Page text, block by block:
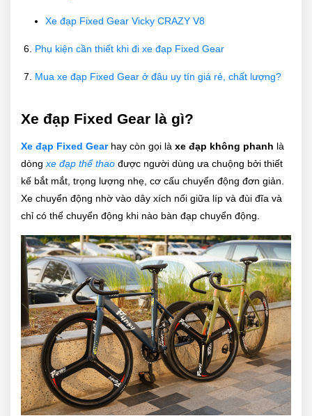
Xe đạp Fixed Gear Vicky CRAZY V8
Phụ kiện cần thiết khi đi xe đạp Fixed Gear
Mua xe đạp Fixed Gear ở đâu uy tín giá rẻ, chất lượng?
Xe đạp Fixed Gear là gì?
Xe đạp Fixed Gear hay còn gọi là xe đạp không phanh là
dòng xe đạp thể thao được người dùng ưa chuộng bởi thiết
kế bắt mắt, trọng lượng nhẹ, cơ cấu chuyển động đơn giản.
Xe chuyển động nhờ vào dây xích nối giữa líp và đùi đĩa và
chỉ có thể chuyển động khi nào bàn đạp chuyển động.